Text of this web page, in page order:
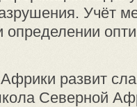
Учёт
определении
развит
Северной